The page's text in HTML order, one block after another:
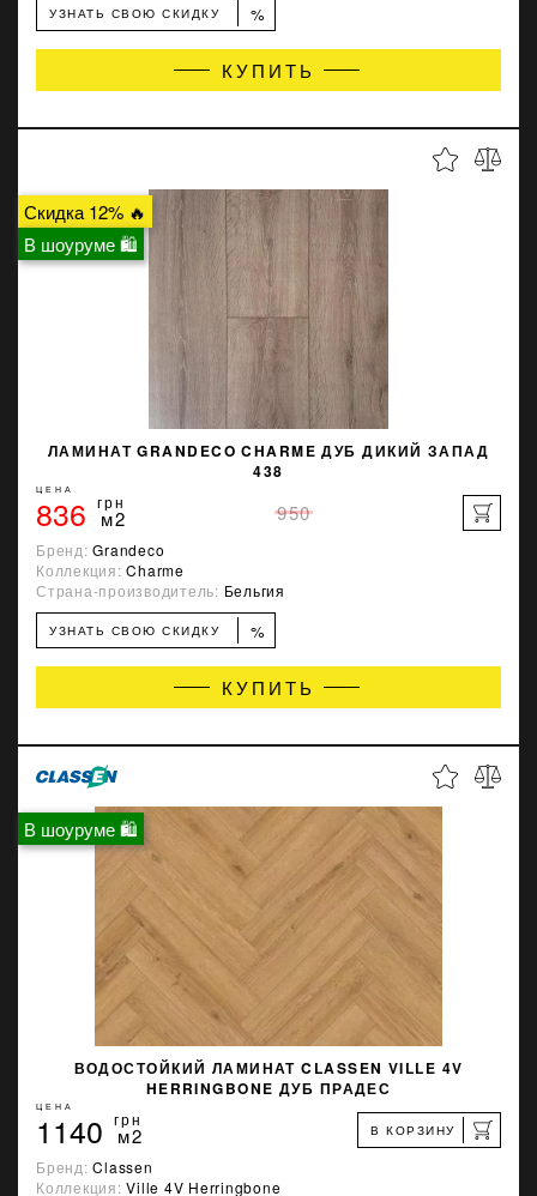
УЗНАТЬ СВОЮ СКИДКУ %
КУПИТЬ
Скидка 12% 🔥
В шоуруме 🛍
ЛАМИНАТ GRANDECO CHARME ДУБ ДИКИЙ ЗАПАД
438
ЦЕНА
836 грн
м2 950
Бренд:Grandeco
Коллекция:Charme
Страна-производитель: Бельгия
УЗНАТЬ СВОЮ СКИДКУ %
КУПИТЬ
В шоуруме 🛍
ВОДОСТОЙКИЙ ЛАМИНАТ CLASSEN VILLE 4V
HERRINGBONE ДУБ ПРАДЕС
ЦЕНА
1140 грн
м2 В КОРЗИНУ
Бренд:Classen
Коллекция:Ville 4V Herringbone